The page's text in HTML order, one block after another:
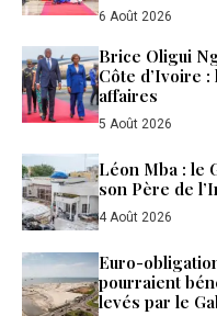
6 Août 2026
Brice Oligui
Côte d’Ivoire :
affaires
5 Août 2026
Léon Mba : le
son Père de
4 Août 2026
Euro-
pourraient
levés par le